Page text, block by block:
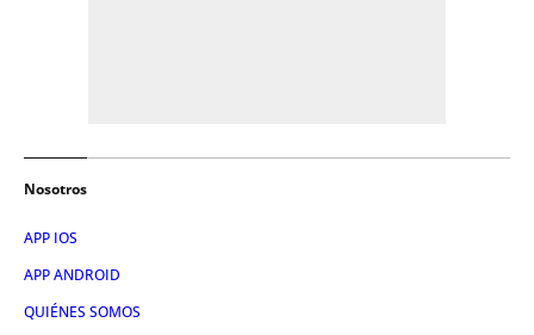
Nosotros
APP IOS
APP ANDROID
QUIÉNES SOMOS